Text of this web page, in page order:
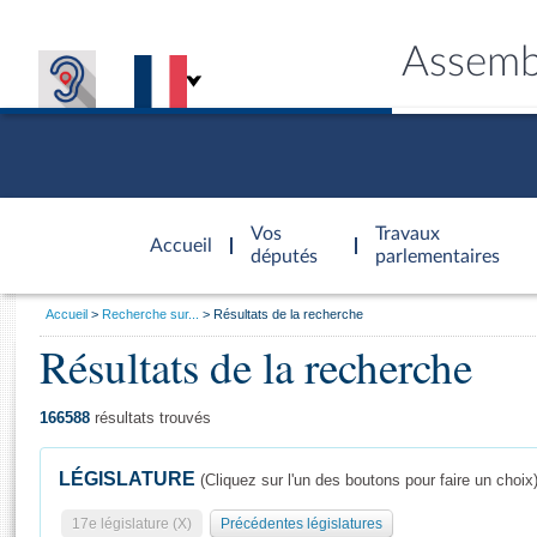
Accueil
d'accueil
Vos
députés
Travaux
parlementaires
Général
Vous
Accueil Recherche sur... Résultats de la recherche
Résultats de la recherche
166588 résultats trouvés
LÉGISLATURE (Cliquez sur l'un des boutons pour faire un choix)
17e législature (X) Précédentes législatures